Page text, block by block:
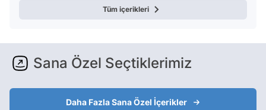
Tüm içerikleri
Sana Özel Seçtiklerimiz
Daha Fazla Sana Özel İçerikler